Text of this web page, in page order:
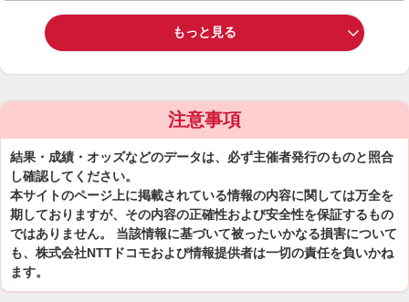
もっと見る
注意事項
結果・成績・オッズなどのデータは、必ず主催者発行のものと照合
し確認してください。
本サイトのページ上に掲載されている情報の内容に関しては万全を
期しておりますが、その内容の正確性および安全性を保証するもの
ではありません。 当該情報に基づいて被ったいかなる損害について
も、株式会社NTTドコモおよび情報提供者は一切の責任を負いかね
ます。